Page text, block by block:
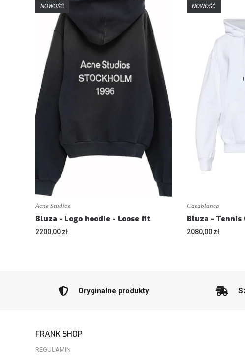
NOWOŚĆ
Acne Studios
Bluza - Logo hoodie - Loose fit
2200,00 zł
NOWOŚĆ
Casablanca
Bluza -
2080,00 zł
Oryginalne produkty
FRANK SHOP
REGULAMIN